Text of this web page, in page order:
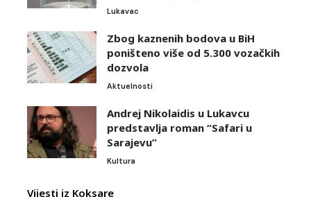
Lukavac
Zbog kaznenih bodova u BiH
poništeno više od 5.300 vozačkih
dozvola
Aktuelnosti
Andrej Nikolaidis u Lukavcu
predstavlja roman “Safari u
Sarajevu”
Kultura
Vijesti iz Koksare